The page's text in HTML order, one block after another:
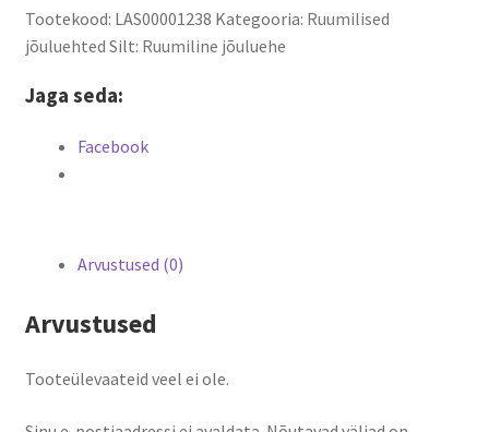
Tootekood: LAS00001238 Kategooria: Ruumilised
jõuluehted Silt: Ruumiline jõuluehe
Jaga seda:
Facebook
Arvustused (0)
Arvustused
Tooteülevaateid veel ei ole.